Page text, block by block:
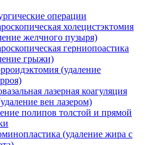
операции
холецистэктомия
желчного пузыря)
герниопоастика
грыжи)
(удаление
лазерная коагуляция
вен лазером)
полипов толстой и прямой
(удаление жира с